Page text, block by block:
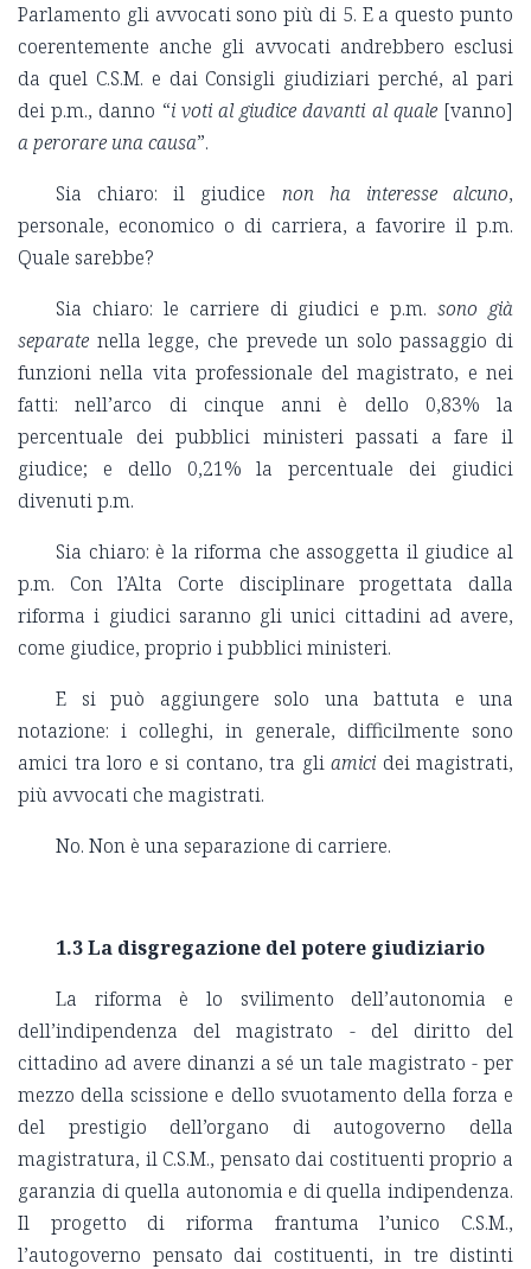
Parlamento gli avvocati sono più di 5. E a questo punto
coerentemente anche gli avvocati andrebbero esclusi
da quel C.S.M. e dai Consigli giudiziari perché, al pari
dei p.m., danno “i voti al giudice davanti al quale [vanno]
a perorare una causa”.
Sia chiaro: il giudice non ha interesse alcuno,
personale, economico o di carriera, a favorire il p.m.
Quale sarebbe?
Sia chiaro: le carriere di giudici e p.m.sono già
separate nella legge, che prevede un solo passaggio di
funzioni nella vita professionale del magistrato, e nei
fatti: nell’arco di cinque anni è dello 0,83% la
percentuale dei pubblici ministeri passati a fare il
giudice; e dello 0,21% la percentuale dei giudici
divenuti p.m.
Sia chiaro: è la riforma che assoggetta il giudice al
p.m. Con l’Alta Corte disciplinare progettata dalla
riforma i giudici saranno gli unici cittadini ad avere,
come giudice, proprio i pubblici ministeri.
E si può aggiungere solo una battuta e una
notazione: i colleghi, in generale, difficilmente sono
amici tra loro e si contano, tra gli amici dei magistrati,
più avvocati che magistrati.
No. Non è una separazione di carriere.
1.3 La disgregazione del potere giudiziario
La riforma è lo svilimento dell’autonomia e
dell’indipendenza del magistrato - del diritto del
cittadino ad avere dinanzi a sé un tale magistrato - per
mezzo della scissione e dello svuotamento della forza e
del prestigio dell’organo di autogoverno della
magistratura, il C.S.M., pensato dai costituenti proprio a
garanzia di quella autonomia e di quella indipendenza.
Il progetto di riforma frantuma l’unico C.S.M.,
l’autogoverno pensato dai costituenti, in tre distinti